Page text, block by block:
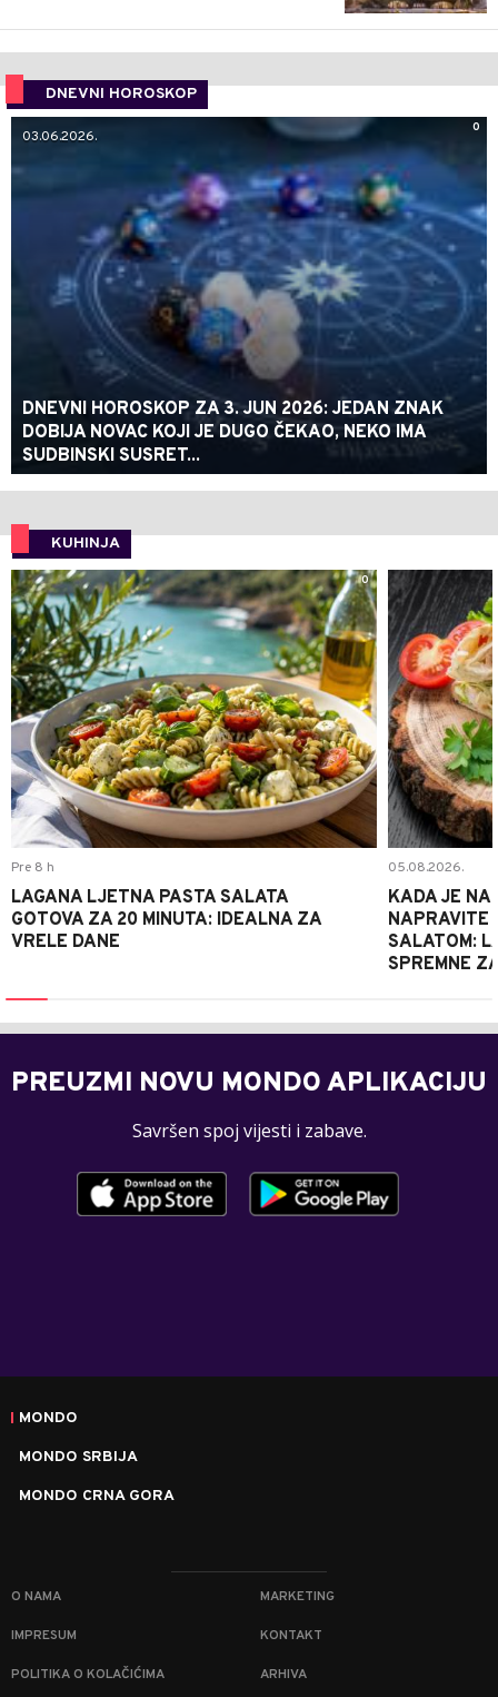
DNEVNI HOROSKOP
0
03.06.2026.
DNEVNI HOROSKOP ZA 3. JUN 2026: JEDAN ZNAK
DOBIJA NOVAC KOJI JE DUGO ČEKAO, NEKO IMA
SUDBINSKI SUSRET...
KUHINJA
0
Pre 8 h
LAGANA LJETNA PASTA SALATA
GOTOVA ZA 20 MINUTA: IDEALNA ZA
VRELE DANE
05.08.2026.
KADA JE
NAPRAVITE
SALATOM:
SPREMNE
PREUZMI NOVU MONDO APLIKACIJU
Savršen spoj vijesti i zabave.
MONDO
MONDO SRBIJA
MONDO CRNA GORA
O NAMA MARKETING
IMPRESUM KONTAKT
POLITIKA O KOLAČIĆIMA ARHIVA